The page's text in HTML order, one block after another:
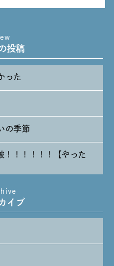
投稿
った
の季節
！！！！！！【やった
～～
イブ